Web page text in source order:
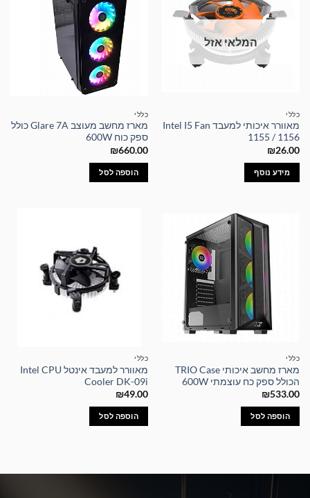
המלאי אזל
כללי
מאוורר איכותי למעבד Intel I5 Fan
1155 / 1156
₪26.00
מידע נוסף
כללי
מארז מחשב מעוצב Glare 7A כולל
ספק כוח 600W
₪660.00
הוספה לסל
כללי
מארז מחשב איכותי TRIO Case
הכולל ספק כח עוצמתי 600W
₪533.00
הוספה לסל
כללי
מאוורר למעבד אינטל Intel CPU
Cooler DK-09i
₪49.00
הוספה לסל